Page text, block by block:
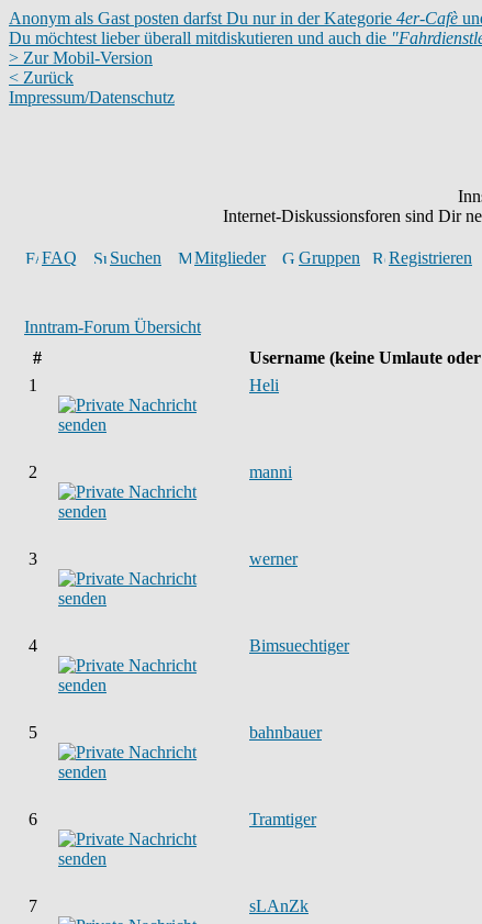
Anonym als Gast posten darfst Du nur in der Kategorie 4er-Cafè
Du möchtest lieber überall mitdiskutieren und auch die
> Zur Mobil-Version
< Zurück
Impressum/Datenschutz
Internet-Diskussionsforen sind Dir
FAQ Suchen Mitglieder Gruppen Registrieren
Inntram-Forum Übersicht
#
Username (keine Umlaute
1
Heli
2 manni
3 werner
4 Bimsuechtiger
5 bahnbauer
6 Tramtiger
7 sLAnZk